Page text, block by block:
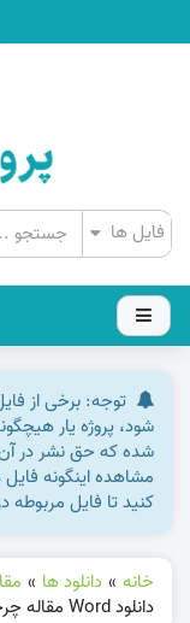
توجه: برخی از
شود، پروژه یار
شده که حق نشر در
مشاهده اینگونه فایل
کنید تا فایل
خانه » دانلود ها »
دانلود Word مقاله چرخه بازرگانی حسابداری وورد